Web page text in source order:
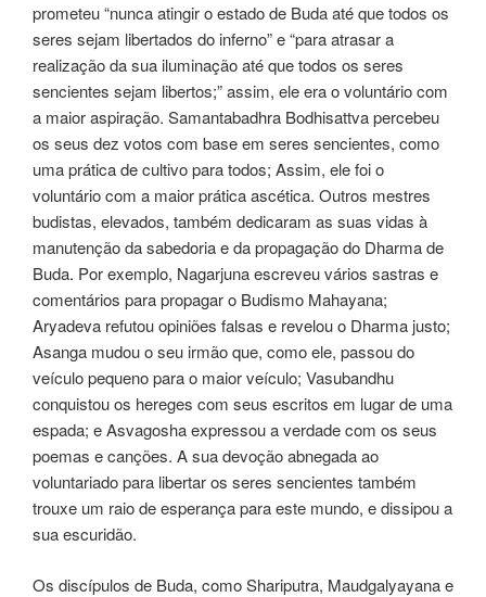
prometeu “nunca atingir o estado de Buda até que todos os
seres sejam libertados do inferno” e “para atrasar a
realização da sua iluminação até que todos os seres
sencientes sejam libertos;” assim, ele era o voluntário com
a maior aspiração. Samantabadhra Bodhisattva percebeu
os seus dez votos com base em seres sencientes, como
uma prática de cultivo para todos; Assim, ele foi o
voluntário com a maior prática ascética. Outros mestres
budistas, elevados, também dedicaram as suas vidas à
manutenção da sabedoria e da propagação do Dharma de
Buda. Por exemplo, Nagarjuna escreveu vários sastras e
comentários para propagar o Budismo Mahayana;
Aryadeva refutou opiniões falsas e revelou o Dharma justo;
Asanga mudou o seu irmão que, como ele, passou do
veículo pequeno para o maior veículo; Vasubandhu
conquistou os hereges com seus escritos em lugar de uma
espada; e Asvagosha expressou a verdade com os seus
poemas e canções. A sua devoção abnegada ao
voluntariado para libertar os seres sencientes também
trouxe um raio de esperança para este mundo, e dissipou a
sua escuridão.
Os discípulos de Buda, como Shariputra, Maudgalyayana e